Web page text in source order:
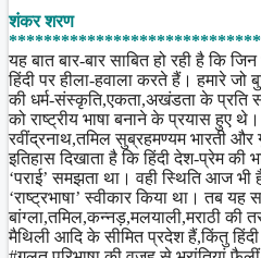
Share
शंकर शरण
यह बात बार-बार साबित हो रही है कि
हिंदी पर हीला-हवाला करते हैं। हमारे जो
की धर्म-संस्कृति,एकता,अखंडता के प्रति
को राष्ट्रीय भाषा बनाने के प्रयास हुए
रवींद्रनाथ,तमिल सुब्रहमण्यम भारती और
इतिहास दिखाता है कि हिंदी देश-प्रेम की
‘पराई’ समझता था। वही स्थिति आज भी
‘राष्ट्रभाषा’ स्वीकार किया था। तब
बांग्ला,तमिल,कन्नड़,मलयाली,मराठी की
मैथिली आदि के सीमित प्रदेश हैं,किंतु